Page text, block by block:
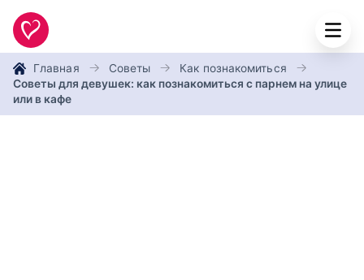
Главная Советы
Как познакомиться
Советы для девушек: как познакомиться с парнем на улице
или в кафе